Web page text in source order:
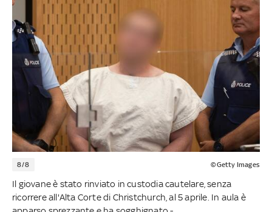
8/8 ©Getty Images
Il giovane è stato rinviato in custodia cautelare, senza
ricorrere all'Alta Corte di Christchurch, al 5 aprile. In aula è